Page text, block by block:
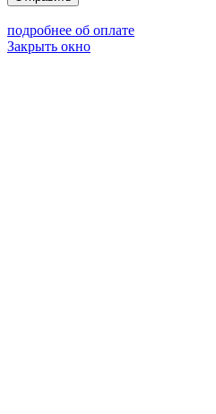
подробнее об оплате
Закрыть окно